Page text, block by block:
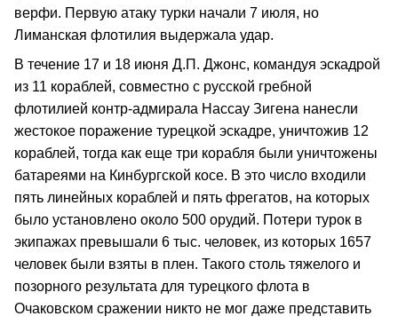
верфи. Первую атаку турки начали 7 июля, но
Лиманская флотилия выдержала удар.
В течение 17 и 18 июня Д.П. Джонс, командуя эскадрой
из 11 кораблей, совместно с русской гребной
флотилией контр-адмирала Нассау Зигена нанесли
жестокое поражение турецкой эскадре, уничтожив 12
кораблей, тогда как еще три корабля были уничтожены
батареями на Кинбургской косе. В это число входили
пять линейных кораблей и пять фрегатов, на которых
было установлено около 500 орудий. Потери турок в
экипажах превышали 6 тыс. человек, из которых 1657
человек были взяты в плен. Такого столь тяжелого и
позорного результата для турецкого флота в
Очаковском сражении никто не мог даже представить